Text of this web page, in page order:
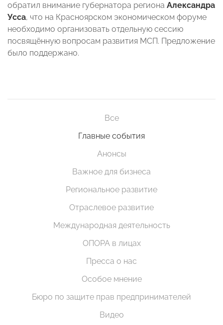
обратил внимание губернатора региона Александра
Усса, что на Красноярском экономическом форуме
необходимо организовать отдельную сессию
посвящённую вопросам развития МСП. Предложение
было поддержано.
Все
Главные события
Анонсы
Важное для бизнеса
Региональное развитие
Отраслевое развитие
Международная деятельность
ОПОРА в лицах
Пресса о нас
Особое мнение
Бюро по защите прав предпринимателей
Видео